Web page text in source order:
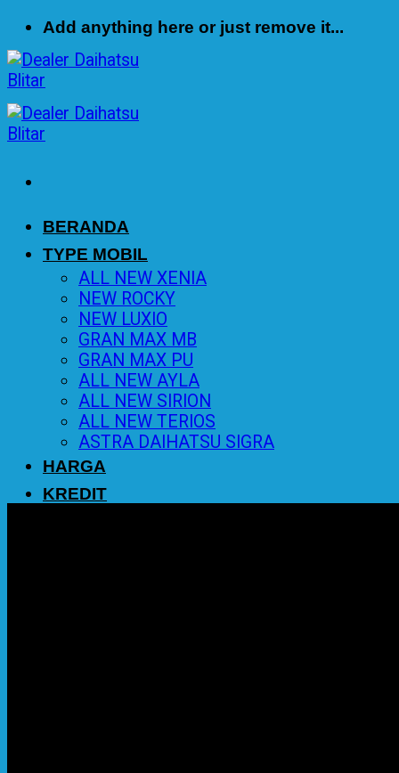
Skip
to
content
Add anything here or just remove it...
BERANDA
TYPE MOBIL
ALL NEW XENIA
NEW ROCKY
NEW LUXIO
GRAN MAX MB
GRAN MAX PU
ALL NEW AYLA
ALL NEW SIRION
ALL NEW TERIOS
ASTRA DAIHATSU SIGRA
HARGA
KREDIT